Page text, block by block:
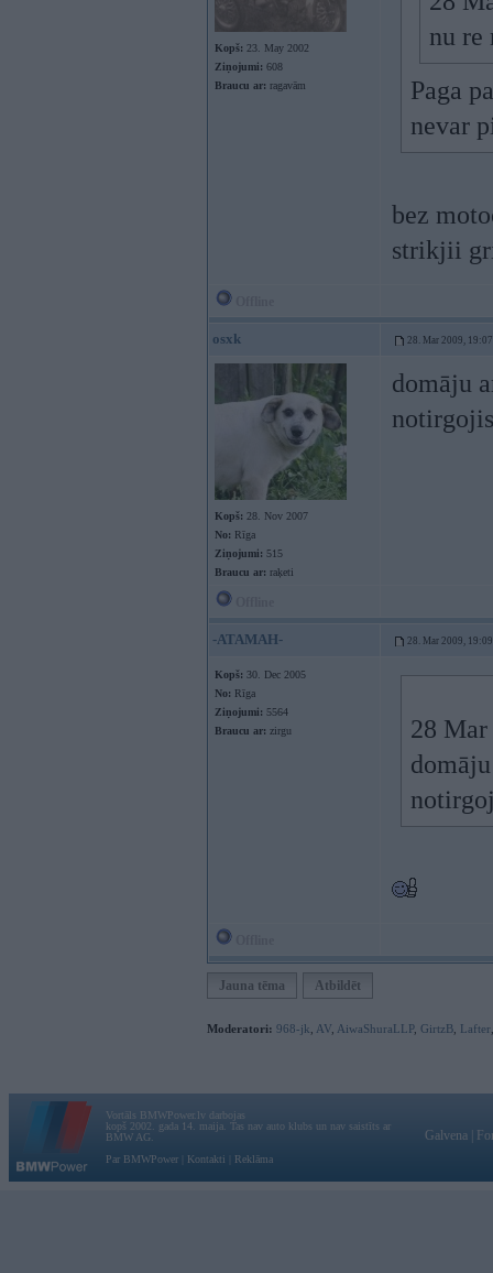
Kopš: 23. May 2002
Ziņojumi: 608
Braucu ar: ragavām
nu re
Paga
nevar
bez
strikjii
osxk 28. Mar 2009, 19:07
Kopš: 28. Nov 2007
No: Rīga
Ziņojumi: 515
Braucu ar: raķeti
domāju
-ATAMAH- 28. Mar 2009, 19:09
Kopš: 30. Dec 2005
No: Rīga
Ziņojumi: 5564
Braucu ar: zirgu
28
Jauna tēma Atbildēt
Moderatori: 968-jk AV AiwaShuraLLP, GirtzB Lafter
Vortāls BMWPower.lv darbojas
kopš 2002. gada 14. maija. Tas nav auto klubs un nav saistīts ar
BMW AG.
Par BMWPower
Kontakti Reklāma
Galvena